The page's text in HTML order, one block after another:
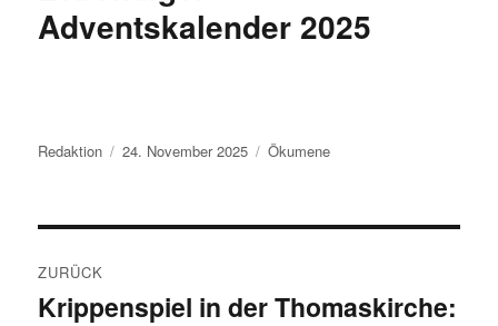
Adventskalender 2025
Autor
Redaktion
Veröffentlicht
24. November 2025 Kategorien
Ökumene
ZURÜCK
Vorheriger
Krippenspiel in der Thomaskirche: